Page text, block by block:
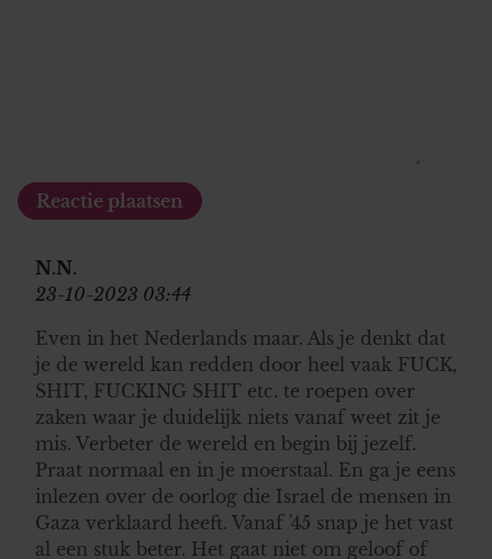
N.N.
23-10-2023 03:44
Even in het Nederlands maar. Als je denkt dat
je de wereld kan redden door heel vaak FUCK,
SHIT, FUCKING SHIT etc. te roepen over
zaken waar je duidelijk niets vanaf weet zit je
mis. Verbeter de wereld en begin bij jezelf.
Praat normaal en in je moerstaal. En ga je eens
inlezen over de oorlog die Israel de mensen in
Gaza verklaard heeft. Vanaf '45 snap je het vast
al een stuk beter. Het gaat niet om geloof of